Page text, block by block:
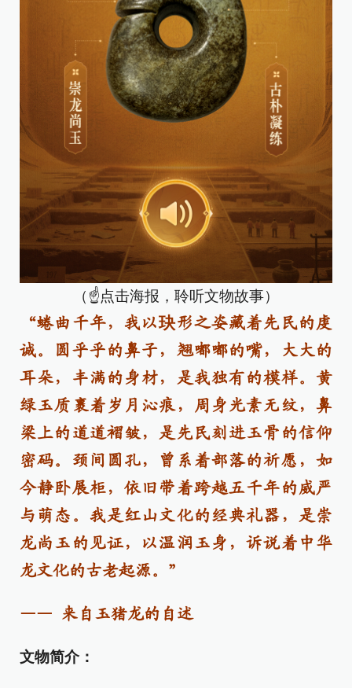
（☝点击海报，聆听文物故事）
“蜷曲千年，我以玦形之姿藏着先民的虔
诚。圆乎乎的鼻子，翘嘟嘟的嘴，大大的
耳朵，丰满的身材，是我独有的模样。黄
绿玉质裹着岁月沁痕，周身光素无纹，鼻
梁上的道道褶皱，是先民刻进玉骨的信仰
密码。颈间圆孔，曾系着部落的祈愿，如
今静卧展柜，依旧带着跨越五千年的威严
与萌态。我是红山文化的经典礼器，是崇
龙尚玉的见证，以温润玉身，诉说着中华
龙文化的古老起源。”
—— 来自玉猪龙的自述
文物简介：